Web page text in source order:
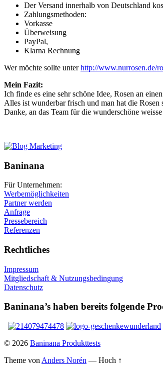
Der Versand innerhalb von Deutschland
Zahlungsmethoden:
Vorkasse
Überweisung
PayPal,
Klarna Rechnung
Wer möchte sollte unterhttp://www.nurrosen.de/
Mein Fazit:
Ich finde es eine sehr schöne Idee, Rosen an
Alles ist wunderbar frisch und man hat die Rosen
Danke, an das Team für die wunderschöne weisse
Baninana
Für Unternehmen:
Werbemöglichkeiten
Partner werden
Anfrage
Pressebereich
Referenzen
Rechtliches
Impressum
Mitgliedschaft & Nutzungsbedingung
Datenschutz
Baninana’s haben bereits folgende
© 2026 Baninana Produkttests
Theme von Anders Norén — Hoch ↑